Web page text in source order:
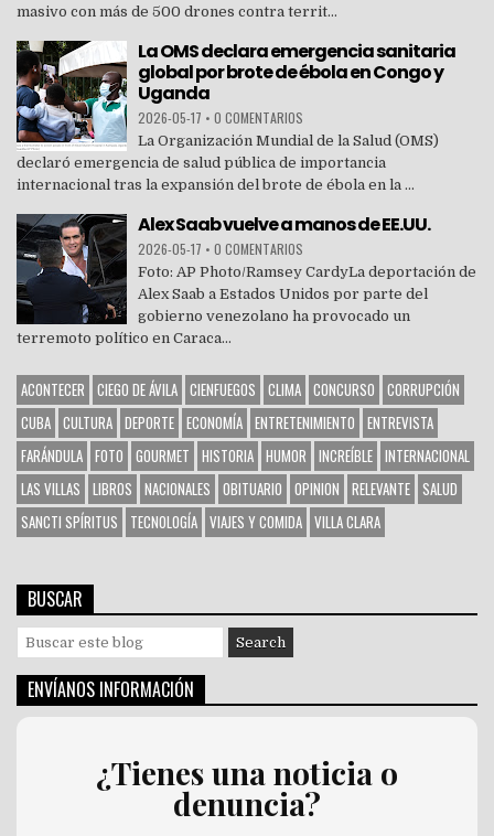
masivo con más de 500 drones contra territ...
La OMS declara emergencia sanitaria
global por brote de ébola en Congo y
Uganda
2026-05-17 • 0 COMENTARIOS
La Organización Mundial de la Salud (OMS)
declaró emergencia de salud pública de importancia
internacional tras la expansión del brote de ébola en la ...
Alex Saab vuelve a manos de EE.UU.
2026-05-17 • 0 COMENTARIOS
Foto: AP Photo/Ramsey CardyLa deportación de
Alex Saab a Estados Unidos por parte del
gobierno venezolano ha provocado un
terremoto político en Caraca...
ACONTECER CIEGO DE ÁVILA CIENFUEGOS CLIMA CONCURSO CORRUPCIÓN
CUBA CULTURA DEPORTE ECONOMÍA ENTRETENIMIENTO ENTREVISTA
FARÁNDULA FOTO GOURMET HISTORIA HUMOR INCREÍBLE INTERNACIONAL
LAS VILLAS LIBROS NACIONALES OBITUARIO OPINION RELEVANTE SALUD
SANCTI SPÍRITUS
TECNOLOGÍA VIAJES Y COMIDA VILLA CLARA
BUSCAR
e
r
ENVÍANOS INFORMACIÓN
¿Tienes una noticia o
denuncia?